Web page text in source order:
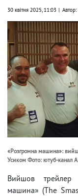
30 квітня 2025, 11:03
«Розгромна машина»:
Усиком Фото: ютуб-канал
Вийшов трейлер
машина» (The